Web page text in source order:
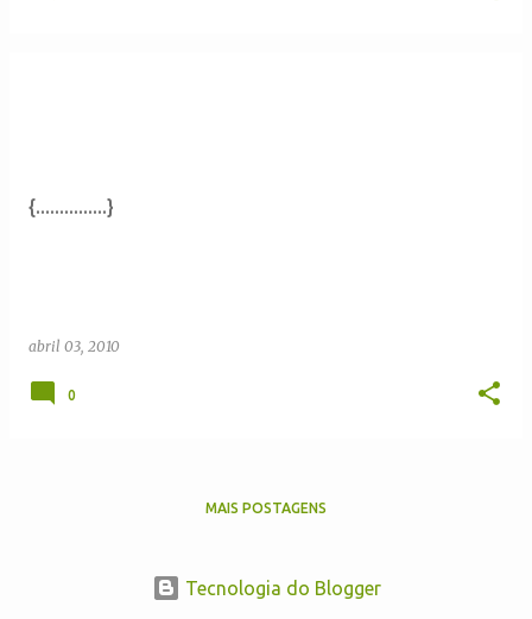
{...............}
abril 03, 2010
0
MAIS POSTAGENS
Tecnologia do Blogger